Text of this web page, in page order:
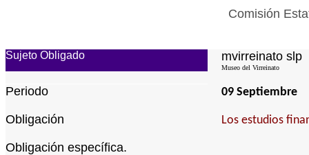
Comisión
Sujeto Obligado mvirreinato slp
Museo del Virreinato
Periodo 09 Septiembre
Obligación Los estudios
Obligación específica.